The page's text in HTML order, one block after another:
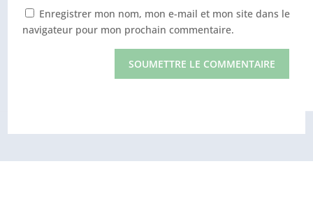
Enregistrer mon nom, mon e-mail et mon site dans le
navigateur pour mon prochain commentaire.
SOUMETTRE LE COMMENTAIRE